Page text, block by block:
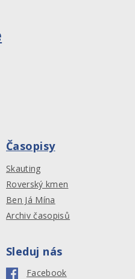
Časopisy
Skauting
Roverský kmen
Ben Já Mína
Archiv časopisů
Sleduj nás
Facebook